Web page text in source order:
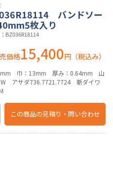
バンドソー
枚入り
BZ036R18114
価格15,400円（税込み）
巾：13mm 厚み：0.64mm 山
アサダ736.7721.7724 新ダイワ
この商品の見積り・問い合わせ